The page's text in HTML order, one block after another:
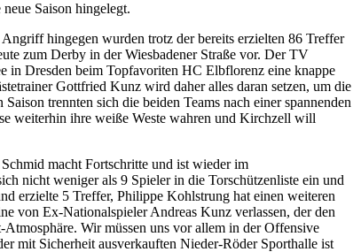
Saison hingelegt.
hingegen wurden trotz der bereits erzielten 86 Treffer
zum Derby in der Wiesbadener Straße vor. Der TV
in Dresden beim Topfavoriten HC Elbflorenz eine knappe
Gottfried Kunz wird daher alles daran setzen, um die
trennten sich die beiden Teams nach einer spannenden
weiterhin ihre weiße Weste wahren und Kirchzell will
macht Fortschritte und ist wieder im
nicht weniger als 9 Spieler in die Torschützenliste ein und
erzielte 5 Treffer, Philippe Kohlstrung hat einen weiteren
von Ex-Nationalspieler Andreas Kunz verlassen, der den
Wir müssen uns vor allem in der Offensive
mit Sicherheit ausverkauften Nieder-Röder Sporthalle ist